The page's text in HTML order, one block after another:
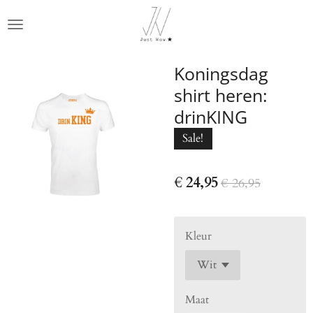
direct
Koningsdag
shirt heren:
drinKING
Sale!
€ 24,95€ 26,95
Kleur
Maat